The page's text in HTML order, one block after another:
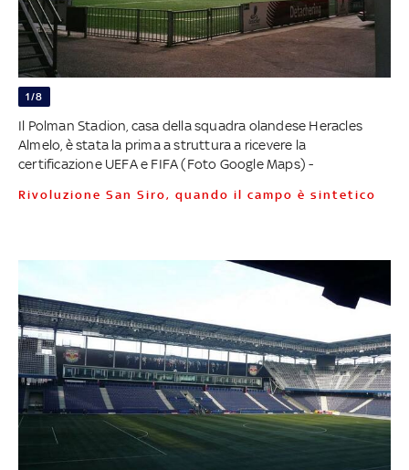
1/8
Il Polman Stadion, casa della squadra olandese Heracles
Almelo, è stata la prima a struttura a ricevere la
certificazione UEFA e FIFA (Foto Google Maps) -
Rivoluzione San Siro, quando il campo è sintetico